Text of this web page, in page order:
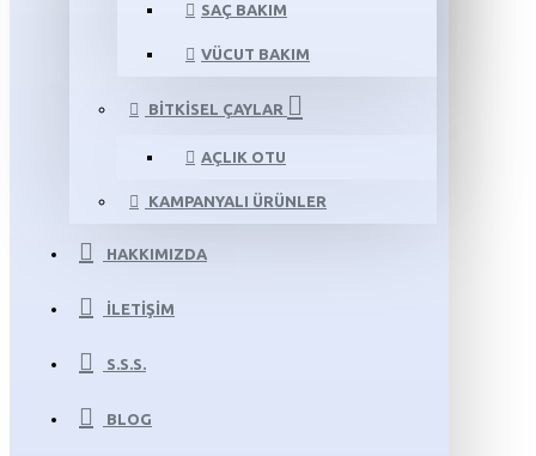
SAÇ BAKIM
VÜCUT BAKIM
BITKISEL ÇAYLAR
AÇLIK OTU
KAMPANYALI ÜRÜNLER
HAKKIMIZDA
İLETIŞIM
S.S.S.
BLOG